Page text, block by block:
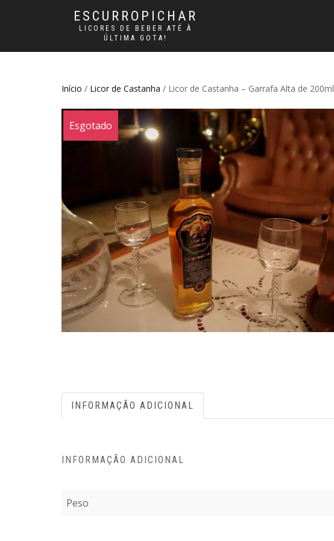
ESCURROPICHAR
LICORES DE BEBER ATÉ À
ÚLTIMA GOTA!
Início / Licor de Castanha / Licor de Castanha – Garrafa Alta de 200ml
Esgotado
INFORMAÇÃO ADICIONAL
INFORMAÇÃO ADICIONAL
Peso